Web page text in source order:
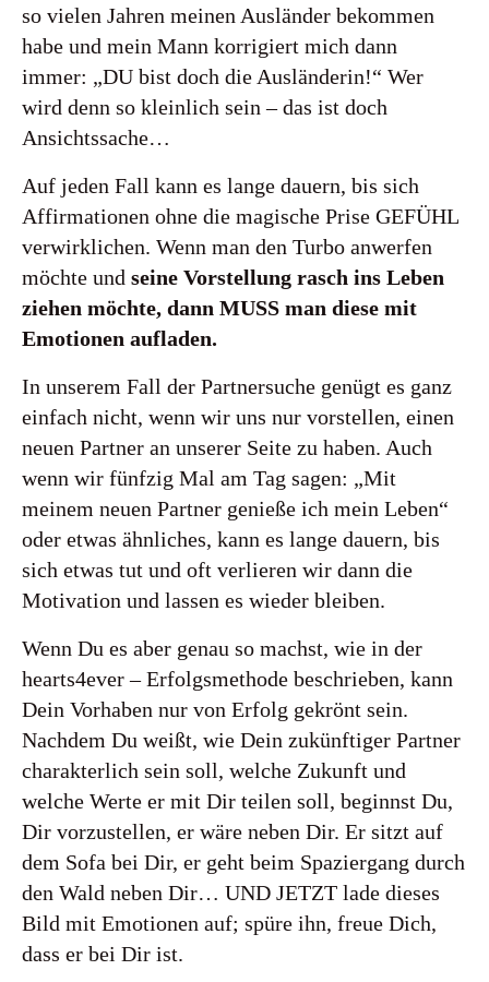
so vielen Jahren meinen Ausländer bekommen
habe und mein Mann korrigiert mich dann
immer: „DU bist doch die Ausländerin!“ Wer
wird denn so kleinlich sein – das ist doch
Ansichtssache…
Auf jeden Fall kann es lange dauern, bis sich
Affirmationen ohne die magische Prise GEFÜHL
verwirklichen. Wenn man den Turbo anwerfen
möchte und seine Vorstellung rasch ins Leben
ziehen möchte, dann MUSS man diese mit
Emotionen aufladen.
In unserem Fall der Partnersuche genügt es ganz
einfach nicht, wenn wir uns nur vorstellen, einen
neuen Partner an unserer Seite zu haben. Auch
wenn wir fünfzig Mal am Tag sagen: „Mit
meinem neuen Partner genieße ich mein Leben“
oder etwas ähnliches, kann es lange dauern, bis
sich etwas tut und oft verlieren wir dann die
Motivation und lassen es wieder bleiben.
Wenn Du es aber genau so machst, wie in der
hearts4ever – Erfolgsmethode beschrieben, kann
Dein Vorhaben nur von Erfolg gekrönt sein.
Nachdem Du weißt, wie Dein zukünftiger Partner
charakterlich sein soll, welche Zukunft und
welche Werte er mit Dir teilen soll, beginnst Du,
Dir vorzustellen, er wäre neben Dir. Er sitzt auf
dem Sofa bei Dir, er geht beim Spaziergang durch
den Wald neben Dir… UND JETZT lade dieses
Bild mit Emotionen auf; spüre ihn, freue Dich,
dass er bei Dir ist.